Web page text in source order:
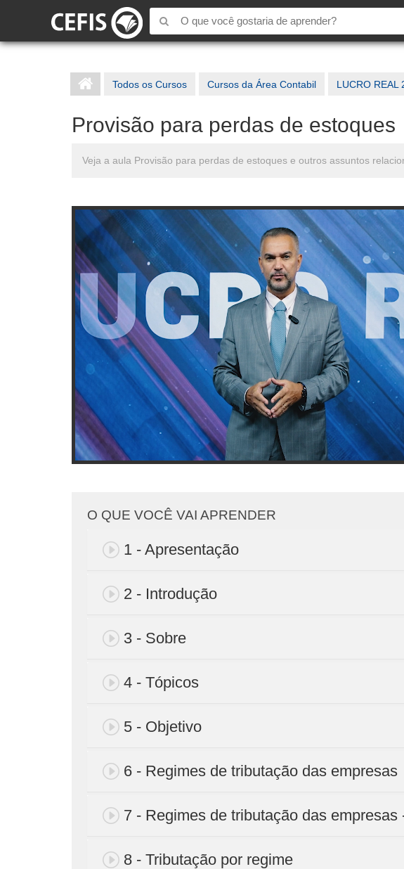
Todos os Cursos Cursos da Área Contabil LUCRO REAL
Provisão para perdas de estoques
Veja a aula Provisão para perdas de estoques e outros assuntos
O QUE VOCÊ VAI APRENDER
1 - Apresentação
2 - Introdução
3 - Sobre
4 - Tópicos
5 - Objetivo
6 - Regimes de tributação das empresas
7 - Regimes de tributação das empresas
8 - Tributação por regime